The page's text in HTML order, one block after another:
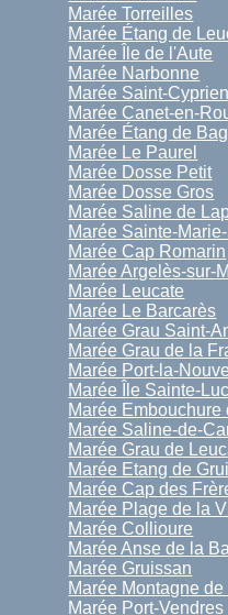
Marée Torreilles
Marée Étang de
Marée Île de l'Aute
Marée Narbonne
Marée Saint-Cyprien
Marée Canet-en-
Marée Étang de
Marée Le Paurel
Marée Dosse Petit
Marée Dosse Gros
Marée Saline de
Marée Sainte-
Marée Cap Romarin
Marée Argelès-sur-
Marée Leucate
Marée Le Barcarès
Marée Grau Saint-
Marée Grau de la
Marée Port-la-
Marée Île Sainte-
Marée Embouchure
Marée Saline-de-
Marée Grau de
Marée Etang de
Marée Cap des
Marée Plage de la
Marée Collioure
Marée Anse de la
Marée Gruissan
Marée Montagne
Marée Port-Vendres